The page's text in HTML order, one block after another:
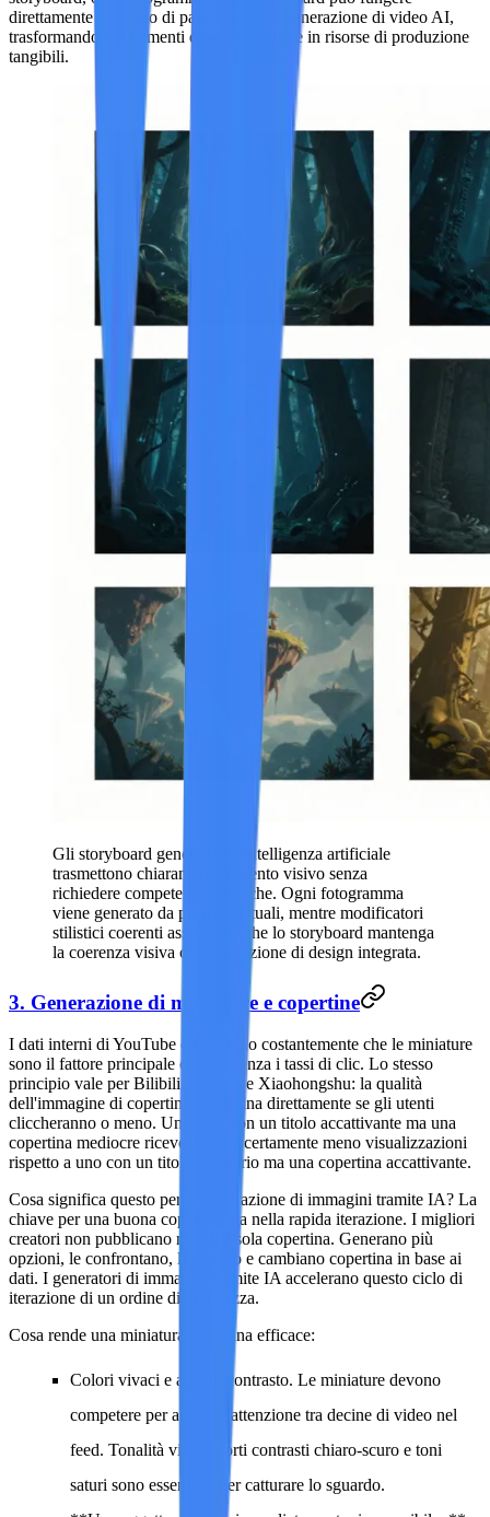
direttamente da punto di partenza per la generazione di video AI,
trasformando i documenti di pianificazione in risorse di produzione
tangibili.
Gli storyboard generati dall'intelligenza artificiale
trasmettono chiaramente l'intento visivo senza
richiedere competenze artistiche. Ogni fotogramma
viene generato da prompt testuali, mentre modificatori
stilistici coerenti assicurano che lo storyboard mantenga
la coerenza visiva come soluzione di design integrata.
3. Generazione di miniature e copertine
I dati interni di YouTube dimostrano costantemente che le miniature
sono il fattore principale che influenza i tassi di clic. Lo stesso
principio vale per Bilibili, Douyin e Xiaohongshu: la qualità
dell'immagine di copertina determina direttamente se gli utenti
cliccheranno o meno. Un video con un titolo accattivante ma una
copertina mediocre riceverà quasi certamente meno visualizzazioni
rispetto a uno con un titolo ordinario ma una copertina accattivante.
Cosa significa questo per la generazione di immagini tramite IA? La
chiave per una buona copertina sta nella rapida iterazione. I migliori
creatori non pubblicano mai una sola copertina. Generano più
opzioni, le confrontano, le testano e cambiano copertina in base ai
dati. I generatori di immagini tramite IA accelerano questo ciclo di
iterazione di un ordine di grandezza.
Cosa rende una miniatura/copertina efficace:
Colori vivaci e ad alto contrasto. Le miniature devono
competere per attirare l'attenzione tra decine di video nel
feed. Tonalità vivaci, forti contrasti chiaro-scuro e toni
saturi sono essenziali per catturare lo sguardo.